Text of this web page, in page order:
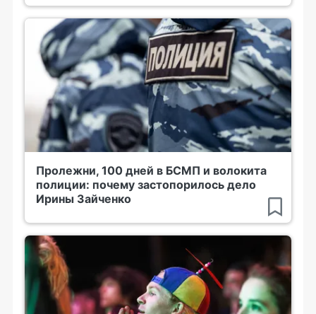
Пролежни, 100 дней в БСМП и волокита
полиции: почему застопорилось дело
Ирины Зайченко